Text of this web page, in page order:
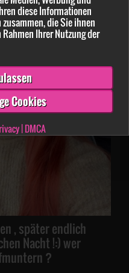
diese Informationen
die Sie ihnen
Ihrer Nutzung der
Cookies
|DMCA
, später endlich
Nacht !:) wer
?